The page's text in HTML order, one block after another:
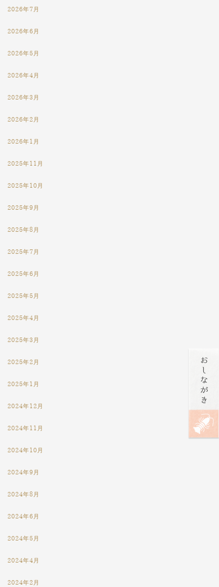
2026年7月
2026年6月
2026年5月
2026年4月
2026年3月
2026年2月
2026年1月
2025年11月
2025年10月
2025年9月
2025年8月
2025年7月
2025年6月
2025年5月
2025年4月
2025年3月
2025年2月
2025年1月
2024年12月
2024年11月
2024年10月
2024年9月
2024年8月
2024年6月
2024年5月
2024年4月
2024年2月